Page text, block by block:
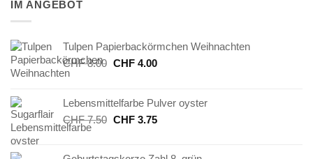
IM ANGEBOT
Tulpen Papierbackörmchen Weihnachten
CHF8.00 Ursprünglicher
CHF 8.00
CHF4.00Aktueller
CHF 4.00.
Lebensmittelfarbe Pulver oyster
CHF7.50 Ursprünglicher
CHF3.75Aktueller